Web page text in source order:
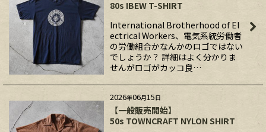
80s IBEW T-SHIRT
International Brotherhood of El
ectrical Workers、電気系統労働者
の労働組合かなんかのロゴではない
でしょうか？ 詳細はよく分かりま
せんがロゴがカッコ良…
2026年06月15日
【一般販売開始】
50s TOWNCRAFT NYLON SHIRT